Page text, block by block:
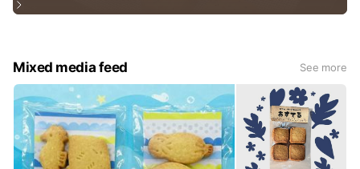
Mixed media feed See more